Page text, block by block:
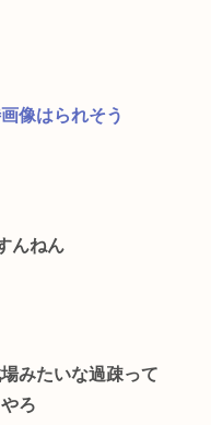
像はられそう
んねん
みたいな過疎って
ろ